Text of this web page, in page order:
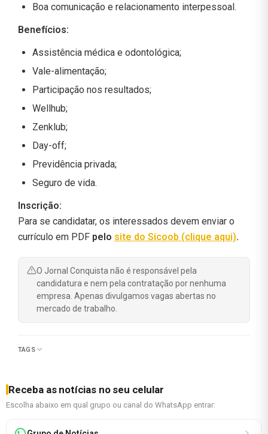
Boa comunicação e relacionamento interpessoal.
Benefícios:
Assistência médica e odontológica;
Vale-alimentação;
Participação nos resultados;
Wellhub;
Zenklub;
Day-off;
Previdência privada;
Seguro de vida.
Inscrição:
Para se candidatar, os interessados devem enviar o
currículo em PDF pelo site do Sicoob (clique aqui).
O Jornal Conquista não é responsável pela
candidatura e nem pela contratação por nenhuma
empresa. Apenas divulgamos vagas abertas no
mercado de trabalho.
TAGS
Receba as notícias no seu celular
Escolha abaixo em qual grupo ou canal do WhatsApp entrar: